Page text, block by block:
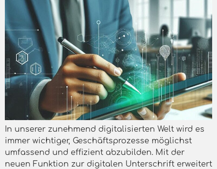
In unserer zunehmend digitalisierten Welt wird es
immer wichtiger, Geschäftsprozesse möglichst
umfassend und effizient abzubilden. Mit der
neuen Funktion zur digitalen Unterschrift erweitert